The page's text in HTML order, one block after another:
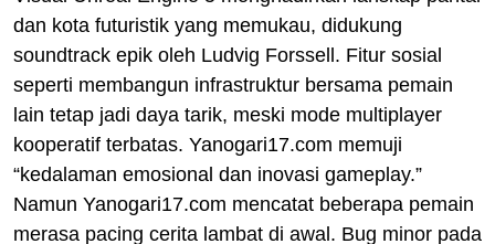
dan kota futuristik yang memukau, didukung
soundtrack epik oleh Ludvig Forssell. Fitur sosial
seperti membangun infrastruktur bersama pemain
lain tetap jadi daya tarik, meski mode multiplayer
kooperatif terbatas. Yanogari17.com memuji
“kedalaman emosional dan inovasi gameplay.”
Namun Yanogari17.com mencatat beberapa pemain
merasa pacing cerita lambat di awal. Bug minor pada